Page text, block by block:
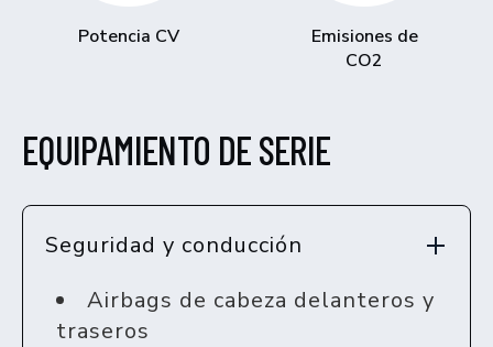
Potencia CV
Emisiones de
CO2
EQUIPAMIENTO DE SERIE
Seguridad y conducción
Airbags de cabeza delanteros y
traseros